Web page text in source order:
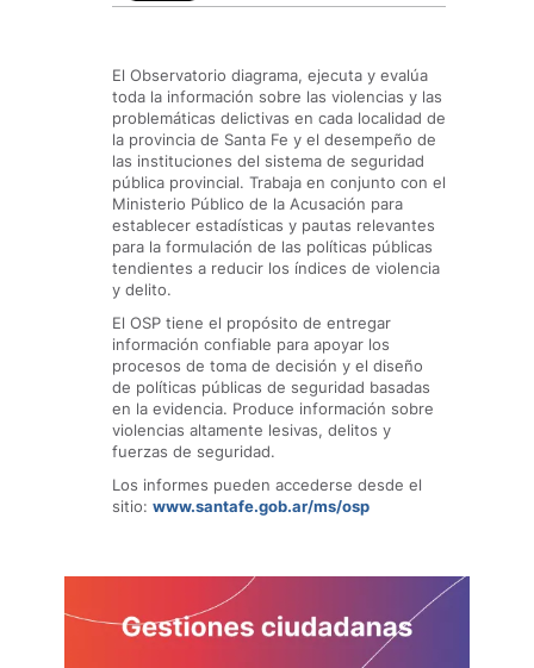
El Observatorio diagrama, ejecuta y evalúa
toda la información sobre las violencias y las
problemáticas delictivas en cada localidad de
la provincia de Santa Fe y el desempeño de
las instituciones del sistema de seguridad
pública provincial. Trabaja en conjunto con el
Ministerio Público de la Acusación para
establecer estadísticas y pautas relevantes
para la formulación de las políticas públicas
tendientes a reducir los índices de violencia
y delito.
El OSP tiene el propósito de entregar
información confiable para apoyar los
procesos de toma de decisión y el diseño
de políticas públicas de seguridad basadas
en la evidencia. Produce información sobre
violencias altamente lesivas, delitos y
fuerzas de seguridad.
Los informes pueden accederse desde el
sitio: www.santafe.gob.ar/ms/osp